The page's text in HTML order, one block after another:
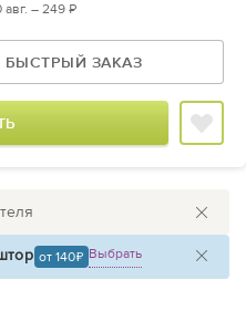
авг. – 249 ₽
БЫСТРЫЙ ЗАКАЗ
от 140 Выбрать